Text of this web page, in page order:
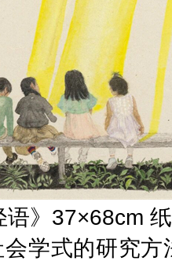
37×68cm 纸
式的研究方